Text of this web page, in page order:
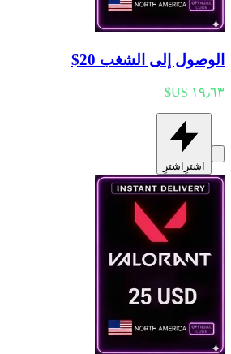
الوصول إلى الشغب 20$
اشترِ اشترِ